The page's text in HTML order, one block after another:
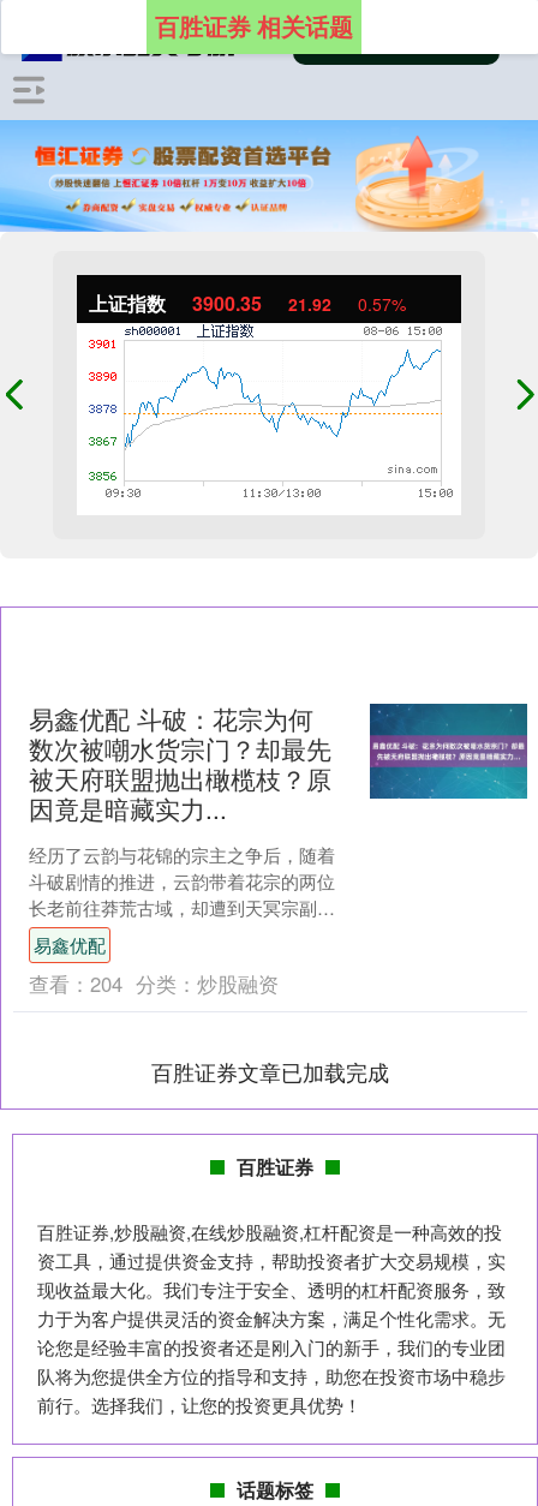
上证指数 3900.35 21.92 0.57%
百胜证券 相关话题
易鑫优配 斗破：花宗为何
数次被嘲水货宗门？却最先
被天府联盟抛出橄榄枝？原
因竟是暗藏实力...
经历了云韵与花锦的宗主之争后，随着
斗破剧情的推进，云韵带着花宗的两位
长老前往莽荒古域，却遭到天冥宗副宗
主柳仓与妖花邪君的暗算，让粉丝们一
直以为花宗只是水货宗门。....
易鑫优配
查看： 204 分类： 炒股融资
百胜证券文章已加载完成
百胜证券
百胜证券,炒股融资,在线炒股融资,杠杆配资是一种高效的投
资工具，通过提供资金支持，帮助投资者扩大交易规模，实
现收益最大化。我们专注于安全、透明的杠杆配资服务，致
力于为客户提供灵活的资金解决方案，满足个性化需求。无
论您是经验丰富的投资者还是刚入门的新手，我们的专业团
队将为您提供全方位的指导和支持，助您在投资市场中稳步
前行。选择我们，让您的投资更具优势！
话题标签